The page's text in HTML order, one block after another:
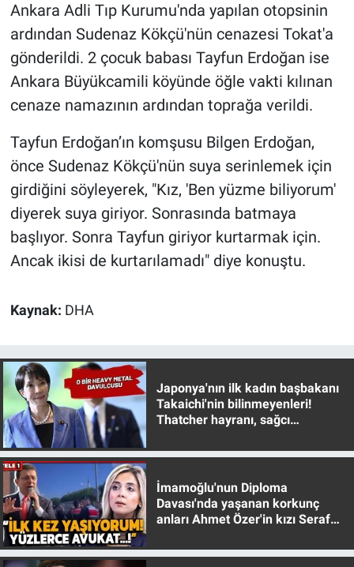
Ankara Adli Tıp Kurumu'nda yapılan otopsinin
ardından Sudenaz Kökçü'nün cenazesi Tokat'a
gönderildi. 2 çocuk babası Tayfun Erdoğan ise
Ankara Büyükcamili köyünde öğle vakti kılınan
cenaze namazının ardından toprağa verildi.
Tayfun Erdoğan’ın komşusu Bilgen Erdoğan,
önce Sudenaz Kökçü'nün suya serinlemek için
girdiğini söyleyerek, "Kız, 'Ben yüzme biliyorum'
diyerek suya giriyor. Sonrasında batmaya
başlıyor. Sonra Tayfun giriyor kurtarmak için.
Ancak ikisi de kurtarılamadı" diye konuştu.
Kaynak: DHA
Japonya'nın ilk kadın başbakanı
Takaichi'nin bilinmeyenleri!
Thatcher hayranı, sağcı
İmamoğlu'nun Diploma
Davası'nda yaşanan korkunç
anları Ahmet Özer'in kızı Seraf
Spor
Teknoloji
Türkiye'nin Geleceği
Türkiye'nin Gündemi
Yerel Gündem
Yerel Yaşam
Canlı Yayın